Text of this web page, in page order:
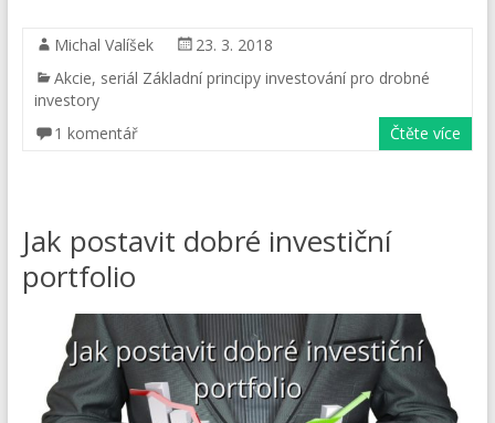
Michal Valíšek
23. 3. 2018
Akcie, seriál Základní principy investování pro drobné
investory
1 komentář
Čtěte více
Jak postavit dobré investiční
portfolio